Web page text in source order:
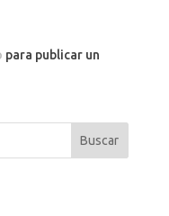
para publicar un